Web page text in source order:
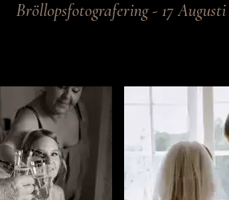
Bröllopsfotografering - 17 Augusti